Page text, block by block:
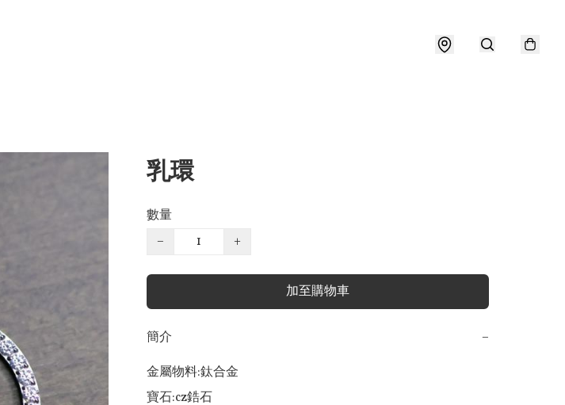
乳環
數量
−
+
加至購物車
簡介
−
金屬物料:鈦合金
寶石:cz鋯石